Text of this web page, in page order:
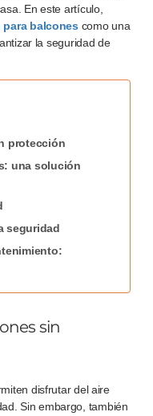
En este artículo,
balcones como una
la seguridad de
protección
una solución
seguridad
sin
disfrutar del aire
Sin embargo, también